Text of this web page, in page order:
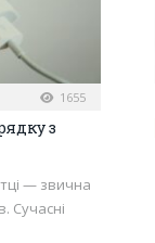
1655
з
— звична
Сучасні